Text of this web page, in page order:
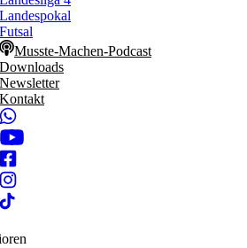
Landespokal
Futsal
Musste-Machen-Podcast
Downloads
Newsletter
Kontakt